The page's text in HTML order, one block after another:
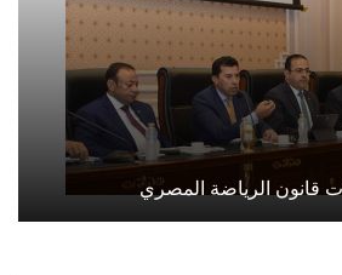
قانون الرياضة المصري